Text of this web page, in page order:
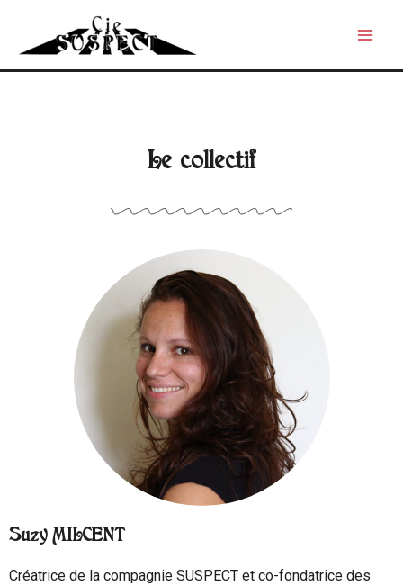
Le collectif
Suzy MILCENT
Créatrice de la compagnie SUSPECT et co-fondatrice des